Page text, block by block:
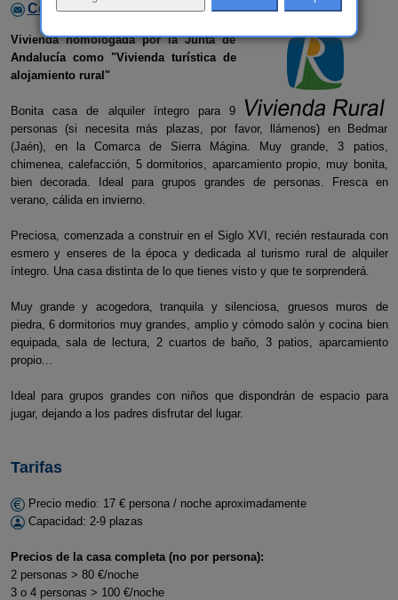
Contactar con el alojamiento
Vivienda homologada por la Junta de
Andalucía como "Vivienda turística de
alojamiento rural"
Bonita casa de alquiler íntegro para 9
personas (si necesita más plazas, por favor, llámenos) en Bedmar
(Jaén), en la Comarca de Sierra Mágina. Muy grande, 3 patios,
chimenea, calefacción, 5 dormitorios, aparcamiento propio, muy bonita,
bien decorada. Ideal para grupos grandes de personas. Fresca en
verano, cálida en invierno.
Preciosa, comenzada a construir en el Siglo XVI, recién restaurada con
esmero y enseres de la época y dedicada al turismo rural de alquiler
íntegro. Una casa distinta de lo que tienes visto y que te sorprenderá.
Muy grande y acogedora, tranquila y silenciosa, gruesos muros de
piedra, 6 dormitorios muy grandes, amplio y cómodo salón y cocina bien
equipada, sala de lectura, 2 cuartos de baño, 3 patios, aparcamiento
propio...
Ideal para grupos grandes con niños que dispondrán de espacio para
jugar, dejando a los padres disfrutar del lugar.
Tarifas
Precio medio: 17 € persona / noche aproximadamente
Capacidad: 2-9 plazas
Precios de la casa completa (no por persona):
2 personas > 80 €/noche
3 o 4 personas > 100 €/noche